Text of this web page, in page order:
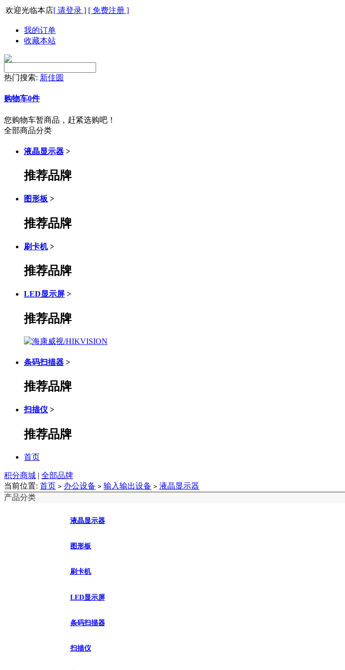
欢迎光临本店[ 请登录 ] [ 免费注册 ]
我的订单
收藏本站
热门搜索: 新佳圆
购物车0件
您购物车暂商品，赶紧选购吧！
全部商品分类
液晶显示器 >
推荐品牌
图形板 >
推荐品牌
刷卡机 >
推荐品牌
LED显示屏 >
推荐品牌
条码扫描器 >
推荐品牌
扫描仪 >
推荐品牌
首页
积分商城 | 全部品牌
当前位置: 首页 > 办公设备 > 输入输出设备 > 液晶显示器
产品分类
液晶显示器
图形板
刷卡机
LED显示屏
条码扫描器
扫描仪